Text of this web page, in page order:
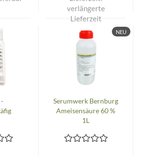
verlängerte
Lieferzeit
NEU
Serumwerk Bernburg
Ameisensäure 60 %
1L